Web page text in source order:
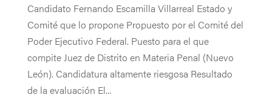
Candidato Fernando Escamilla Villarreal Estado y
Comité que lo propone Propuesto por el Comité del
Poder Ejecutivo Federal. Puesto para el que
compite Juez de Distrito en Materia Penal (Nuevo
León). Candidatura altamente riesgosa Resultado
de la evaluación El...